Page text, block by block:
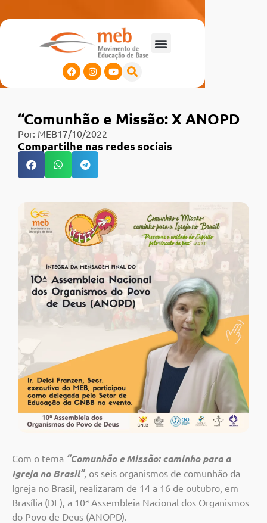
“Comunhão e Missão: X ANOPD
Por: MEB17/10/2022
Compartilhe nas redes sociais
Com o tema “Comunhão e Missão: caminho para a
Igreja no Brasil”, os seis organismos de comunhão da
Igreja no Brasil, realizaram de 14 a 16 de outubro, em
Brasília (DF), a 10ª Assembleia Nacional dos Organismos
do Povo de Deus (ANOPD).